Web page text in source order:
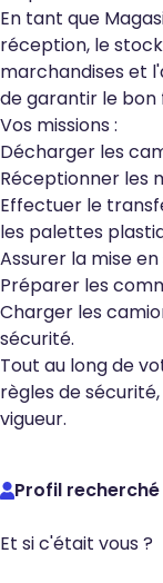
En tant que
réception, le
marchandises et
de garantir le
Vos missions :
Décharger les
Réceptionner les
Effectuer le
les palettes
Assurer la mise
Préparer les
Charger les
sécurité.
Tout au long de
règles de
vigueur.
Profil recherché
Et si c'était vous ?